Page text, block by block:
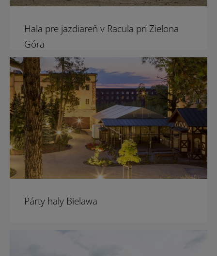
Hala pre jazdiareň v Racula pri Zielona
Góra
Párty haly Bielawa